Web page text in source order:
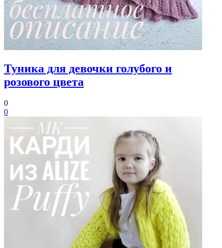
Туника для девочки голубого и
розового цвета
0
0